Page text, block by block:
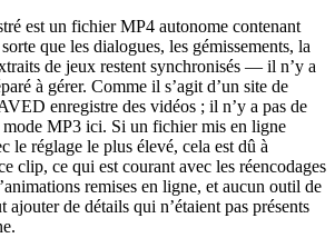
est un fichier MP4 autonome contenant
que les dialogues, les gémissements, la
de jeux restent synchronisés — il n’y a
à gérer. Comme il s’agit d’un site de
enregistre des vidéos ; il n’y a pas de
MP3 ici. Si un fichier mis en ligne
le réglage le plus élevé, cela est dû à
clip, ce qui est courant avec les réencodages
remises en ligne, et aucun outil de
ajouter de détails qui n’étaient pas présents